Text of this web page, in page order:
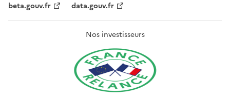
beta.gouv.fr
data.gouv.fr
Nos investisseurs